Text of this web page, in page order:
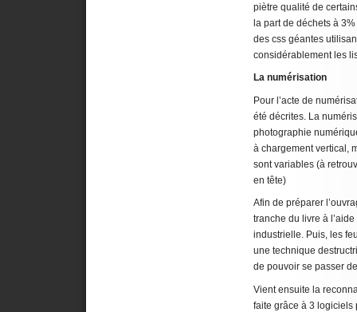
piètre qualité de
la part de déchets à
des css géantes
considérablement les
La numérisation
Pour l’acte de
été décrites. La
photographie
à chargement vertical,
sont variables (à
en tête)
Afin de préparer
tranche du livre à
industrielle. Puis, les
une technique
de pouvoir se passer
Vient ensuite la
faite grâce à 3 logiciels